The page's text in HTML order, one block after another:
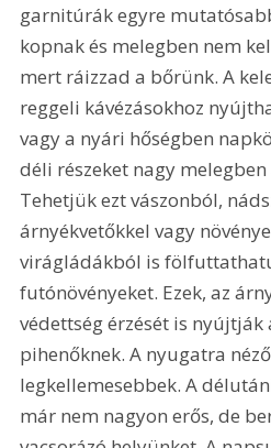
garnitúrák egyre
kopnak és melegben nem
mert ráizzad a bőrünk. A
reggeli kávézásokhoz
vagy a nyári hőségben
déli részeket nagy
Tehetjük ezt vászonból,
árnyékvetőkkel vagy
virágládákból is
futónövényeket. Ezek, az
védettség érzését is
pihenőknek. A nyugatra
legkellemesebbek. A
már nem nagyon erős, de